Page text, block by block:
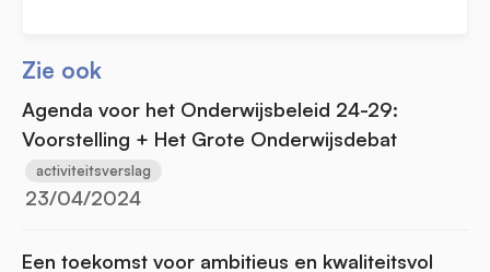
Zie ook
Agenda voor het Onderwijsbeleid 24-29:
Voorstelling + Het Grote Onderwijsdebat
activiteitsverslag
23/04/2024
Een toekomst voor ambitieus en kwaliteitsvol